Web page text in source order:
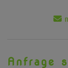
Anfrage